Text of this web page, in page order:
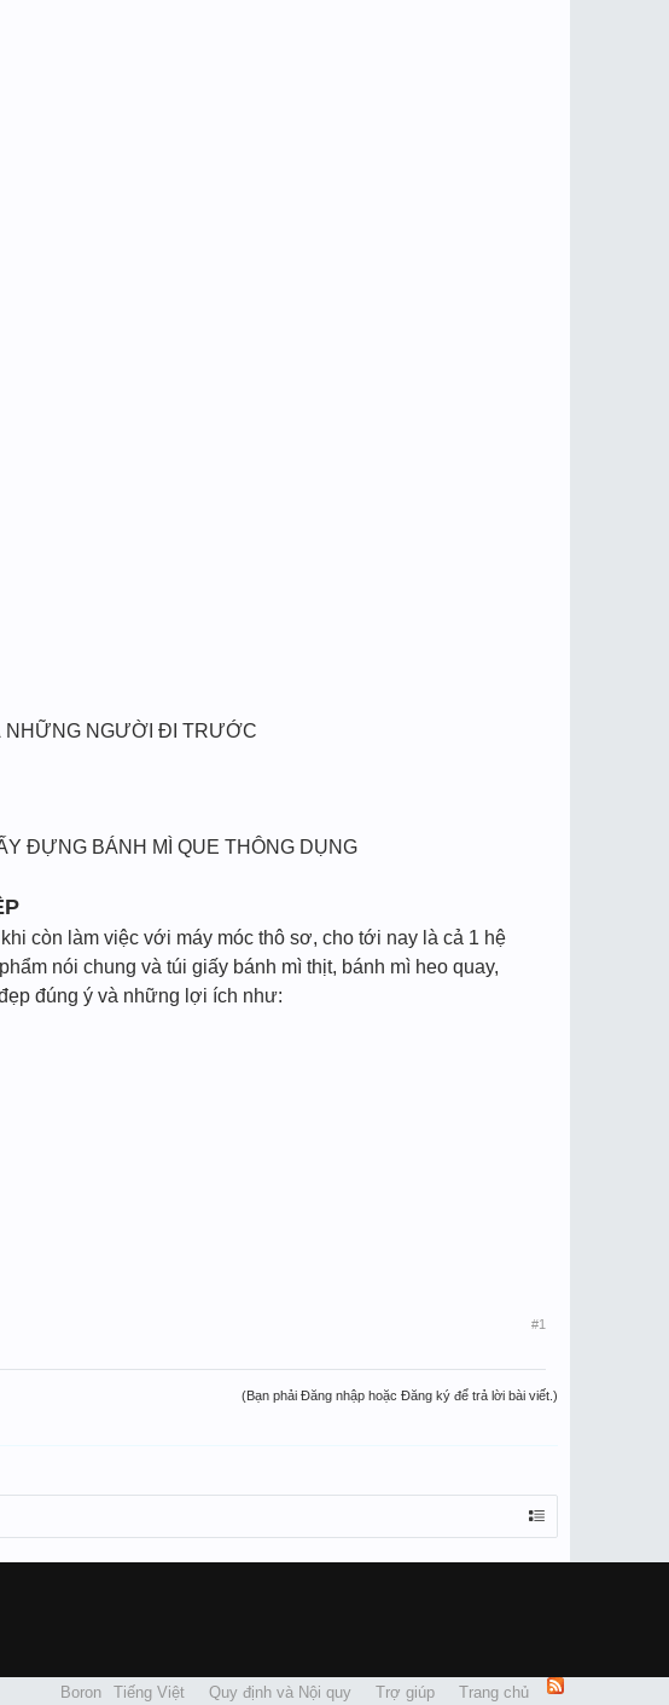
NHỮNG NGƯỜI ĐI TRƯỚC
ĐỰNG BÁNH MÌ QUE THÔNG DỤNG
còn làm việc với máy móc thô sơ, cho tới nay là cả 1 hệ
nói chung và túi giấy bánh mì thịt, bánh mì heo quay,
đúng ý và những lợi ích như:
#1
(Bạn phải Đăng nhập hoặc Đăng ký để trả lời bài viết.)
Boron Tiếng Việt Quy định và Nội quy Trợ giúp Trang chủ